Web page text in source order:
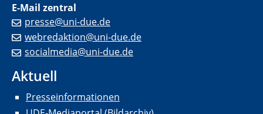
E-Mail zentral
presse@uni-due.de
webredaktion@uni-due.de
socialmedia@uni-due.de
Aktuell
Presseinformationen